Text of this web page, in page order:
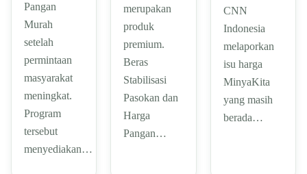
Pangan
Murah
setelah
permintaan
masyarakat
meningkat.
Program
tersebut
menyediakan…
merupakan
produk
premium.
Beras
Stabilisasi
Pasokan dan
Harga
Pangan…
CNN
Indonesia
melaporkan
isu harga
MinyaKita
yang masih
berada…